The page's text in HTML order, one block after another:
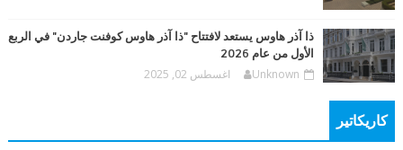
ذا آذر هاوس يستعد لافتتاح "ذا آذر هاوس كوفنت جاردن" في الربع
الأول من عام 2026
Unknown اغسطس 02, 2025
كاريكاتير